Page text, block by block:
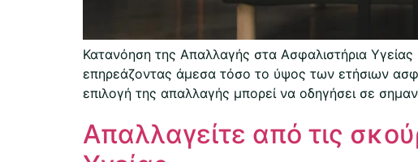
Κατανόηση της Απαλλαγής στα Ασφαλιστήρια
επηρεάζοντας άμεσα τόσο το ύψος των ετήσιων
επιλογή της απαλλαγής μπορεί να οδηγήσει σε
Απαλλαγείτε από τις